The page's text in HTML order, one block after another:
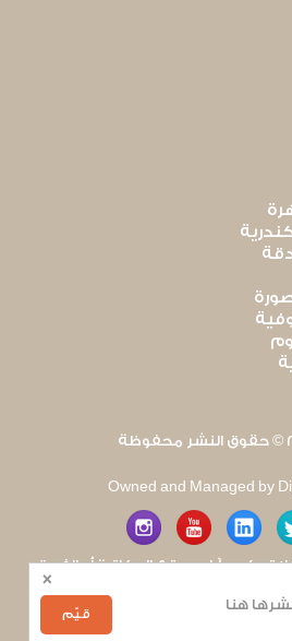
×
قيّم
هنا
Owned and Managed by
تعكس آراء موقع الدكاترة أو الفريق
الجهد لضمان منع نشر أى اساءة أو
للإبلاغ عن أى إساءة